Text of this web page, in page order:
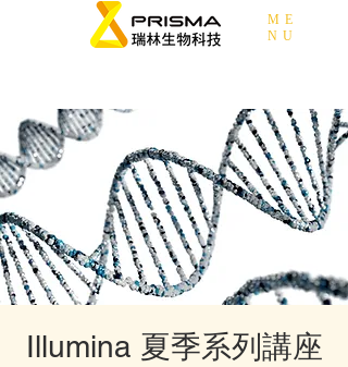
ME
NU
Illumina 夏季系列講座